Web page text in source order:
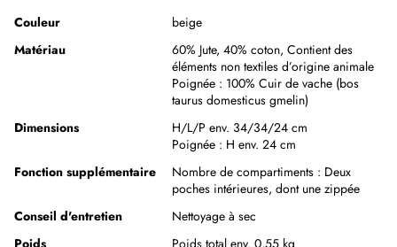
Couleur
beige
Matériau
60% Jute, 40% coton, Contient des
éléments non textiles d’origine animale
Poignée : 100% Cuir de vache (bos
taurus domesticus gmelin)
Dimensions
H/L/P env. 34/34/24 cm
Poignée : H env. 24 cm
Fonction supplémentaire
Nombre de compartiments : Deux
poches intérieures, dont une zippée
Conseil d'entretien
Nettoyage à sec
Poids
Poids total env. 0,55 kg